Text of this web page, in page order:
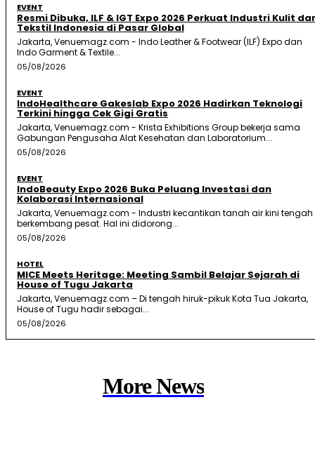
EVENT
Resmi Dibuka, ILF & IGT Expo 2026 Perkuat Industri Kulit
Tekstil Indonesia di Pasar Global
Jakarta, Venuemagz.com - Indo Leather & Footwear (ILF) Expo dan
Indo Garment & Textile...
05/08/2026
EVENT
IndoHealthcare Gakeslab Expo 2026 Hadirkan Teknologi
Terkini hingga Cek Gigi Gratis
Jakarta, Venuemagz.com - Krista Exhibitions Group bekerja sama
Gabungan Pengusaha Alat Kesehatan dan Laboratorium...
05/08/2026
EVENT
IndoBeauty Expo 2026 Buka Peluang Investasi dan
Kolaborasi Internasional
Jakarta, Venuemagz.com - Industri kecantikan tanah air kini tengah
berkembang pesat. Hal ini didorong...
05/08/2026
HOTEL
MICE Meets Heritage: Meeting Sambil Belajar Sejarah di
House of Tugu Jakarta
Jakarta, Venuemagz.com – Di tengah hiruk-pikuk Kota Tua Jakarta,
House of Tugu hadir sebagai...
05/08/2026
More News